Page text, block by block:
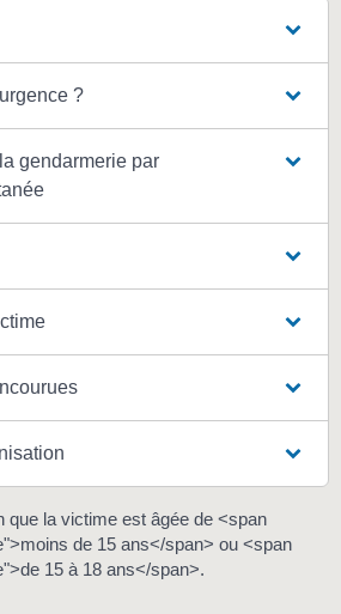
?
gendarmerie par
que la victime est âgée de <span
de 15 ans</span> ou <span
15 à 18 ans</span>.